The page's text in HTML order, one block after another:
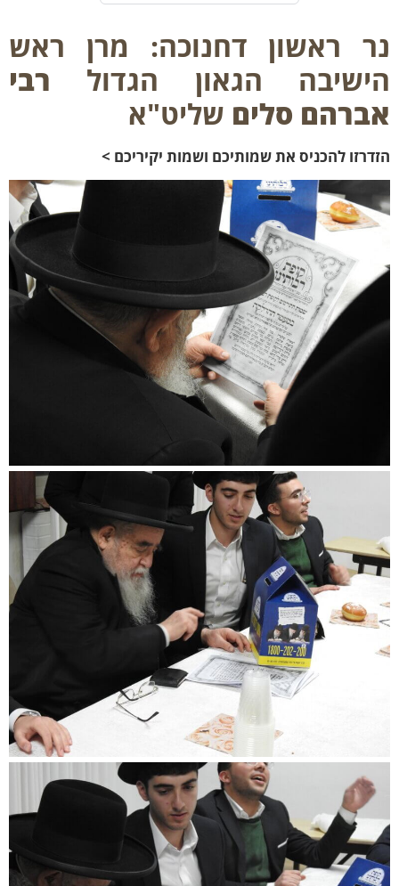
ראשון דחנוכה: מרן ראש
הגאון הגדול
רבי
סליםשליט"א
להכניס את שמותיכם ושמות יקיריכם >